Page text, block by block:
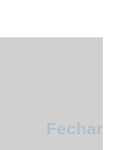
Fechar